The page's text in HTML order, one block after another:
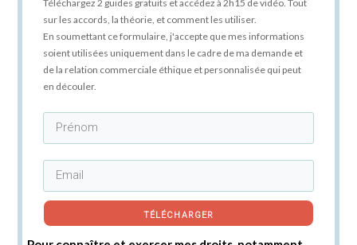
Téléchargez 2 guides gratuits et accédez à 2h15 de vidéo. Tout
sur les accords, la théorie, et comment les utiliser.
En soumettant ce formulaire, j'accepte que mes informations
soient utilisées uniquement dans le cadre de ma demande et
de la relation commerciale éthique et personnalisée qui peut
en découler.
TÉLÉCHARGER